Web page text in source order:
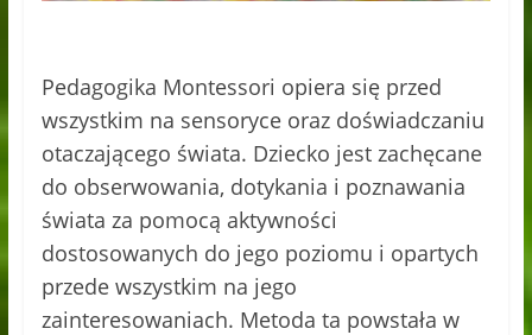
Pedagogika Montessori opiera się przed
wszystkim na sensoryce oraz doświadczaniu
otaczającego świata. Dziecko jest zachęcane
do obserwowania, dotykania i poznawania
świata za pomocą aktywności
dostosowanych do jego poziomu i opartych
przede wszystkim na jego
zainteresowaniach. Metoda ta powstała w